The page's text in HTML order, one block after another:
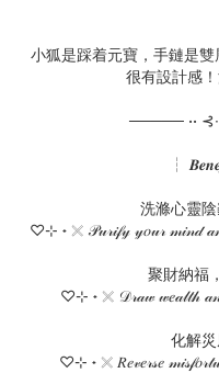
小狐是踩着元寶，手鏈是
很有設計感
───── ••
┆
洗滌心靈
♡⊹ ˖ 𓏴 𝒫𝓊𝓇𝒾𝒻𝓎 𝓎𝑜𝓊𝓇 𝓂𝒾𝓃𝒹
聚財納福
♡⊹ ˖ 𓏴 𝒟𝓇𝒶𝓌 𝓌𝑒𝒶𝓁𝓉𝒽
化解災
♡⊹ ˖ 𓏴 𝑅𝑒𝓋𝑒𝓇𝓈𝑒